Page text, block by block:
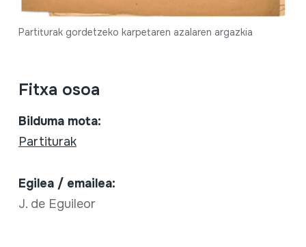
Partiturak gordetzeko karpetaren azalaren argazkia
Fitxa osoa
Bilduma mota:
Partiturak
Egilea / emailea:
J. de Eguileor